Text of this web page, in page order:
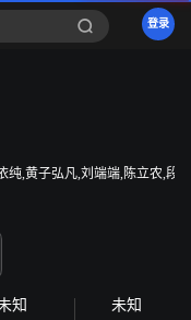
登录
纯,黄子弘凡,刘端端,陈立农,段
知 未知